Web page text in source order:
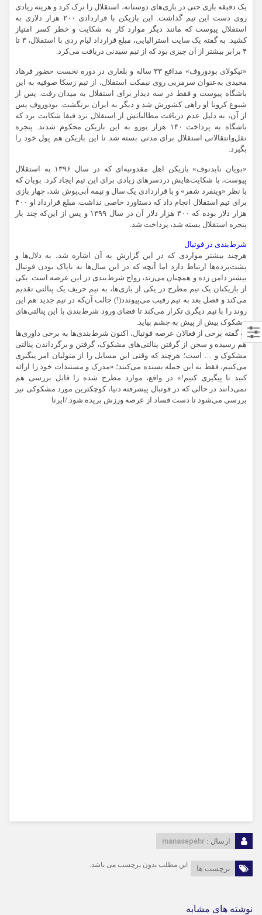
یک دقیقه بازی حتی در بازی‌های دوستانه، استقلال را ترک کرد و هزینه زیادی
روی دست این تیم گذاشت. این بازیکن با قراردادی ۲۰۰ هزار دلاری به
استقلال پیوست که مانند دیگر موارد کار به شکایت و خطر کسر امتیاز
کشید. به گفته یک سایت استرالیایی، مبلغ قرارداد لیام ردی با استقلال، ۳ تا
۴ برابر بیشتر از آن چیزی بود که از تیم سیدنی دریافت می‌کرد.
«نیکولای بودوروف» مدافع ۳۳ ساله و بلغاری در دوره نخست حضور فرهاد
مجیدی به‌عنوان سرمربی روی نیمکت استقلال، از تیم زسکا صوفیه به این
باشگاه پیوست و فقط در سه دیدار برای استقلال به میدان رفت. پس از
شیوع کرونا او راهی کشورش شد و دیگر به ایران برنگشت. بودوروف پس
از آن، به دلیل عدم دریافت مطالباتش از استقلال نزد فیفا شکایت برد که
باشگاه به پرداخت ۱۴۰ هزار یورو به این بازیکن محکوم شدند. پنجره
نقل‌وانتقالاتی استقلال برای مدتی بسته شد تا این بازیکن هم پول خود را
بگیرد.
«بویان نایدنوف» بازیکن اهل مقدونیه‌ای که در سال ۱۳۹۶ به استقلال
پیوست، با شکایت‌هایش دردسرهای زیادی برای این تیم ایجاد کرد. بویان که
با نظر «وینفرد شفر» و با قراردادی یک سال و نیمه آبی‌پوش شد، چهار بازی
برای تیم استقلال انجام داد که دستاورد خاصی نداشت. مبلغ قرارداد او ۴۰۰
هزار دلار بوده که ۳۰۰ هزار دلار آن در سال ۱۳۹۹ و پس از این‌که چند بار
پنجره استقلال بسته شد، پرداخت شد.
شرط‌بندی‌ در فوتبال
هرچند بیشتر مواردی که در این گزارش به آن اشاره شد، به دلال‌ها و
پشت‌پرده‌ها ارتباط دارد اما آنچه که در این سال‌ها به ناپاک بودن فوتبال
بیشتر دامن زده و همچنان می‌زند، رواج شرط‌بندی در این عرصه است. یکی
از بازیکنان یک تیم مطرح در یکی از بازی‌ها،‌ به تیم حریف یک پنالتی تقدیم
می‌کند و فصل بعد به تیم رقیب می‌پیوندد(!) جالب آن‌که در تیم جدید هم این
روند را با تیم دیگری تکرار می‌کند تا فضای ورود شرط‌بندی با این پنالتی‌های
مشکوک بیش از پیش به چشم بیاید.
به گفته برخی از فعالان عرصه فوتبال، اکنون شرط‌بندی‌ها به برخی داوری‌ها
هم رسیده و سخن از گرفتن پنالتی‌های مشکوک، گرفتن و برگرداندن پنالتی
مشکوک و … است؛‌ هرچند که وقتی این مسایل را از متولیان امر پیگیری
می‌کنیم،‌ فقط به این جمله بسنده می‌کنند؛ «مدرک و مستندات خود را ارائه
کنید تا پیگیری کنیم!» در واقع، موارد مطرح شده را قابل بررسی هم
نمی‌دانند در حالی که در فوتبال پیشرفته دنیا، کوچکترین مورد مشکوکی نیز
بررسی می‌شود تا دست فساد از عرصه ورزش بریده شود./ایرنا
ارسال : manasepehr
برچسب ها این مطلب بدون برچسب می باشد.
نوشته های مشابه